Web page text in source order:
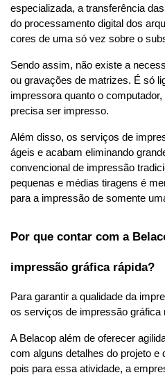
especializada, a transferência
do processamento digital dos
cores de uma só vez sobre o
Sendo assim, não existe a
ou gravações de matrizes. É só
impressora quanto o
precisa ser impresso.
Além disso, os serviços de
ágeis e acabam eliminando
convencional de impressão
pequenas e médias tiragens é
para a impressão de somente
Por que contar com a
impressão gráfica rápida?
Para garantir a qualidade da
os serviços de impressão gráfica
A Belacop além de oferecer
com alguns detalhes do projeto e
pois para essa atividade, a